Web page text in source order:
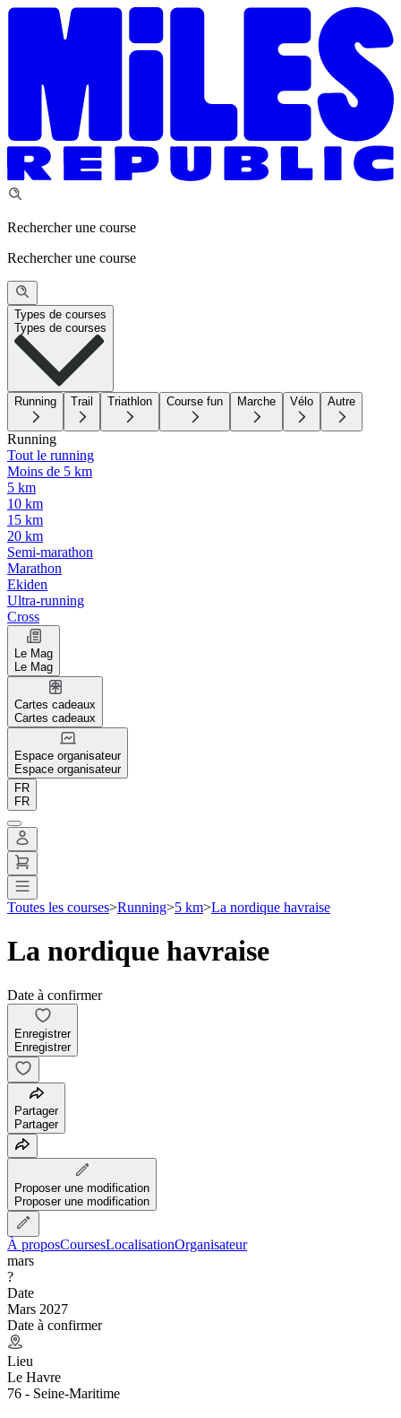
Rechercher une course
Rechercher une course
Types de courses
Types de courses
Running Trail Triathlon Course fun Marche Vélo Autre
Running
Tout le running
Moins de 5 km
5 km
10 km
15 km
20 km
Semi-marathon
Marathon
Ekiden
Ultra-running
Cross
Le Mag
Le Mag
Cartes cadeaux
Cartes cadeaux
Espace organisateur
Espace organisateur
FR
FR
Toutes les courses>Running>5 km>La nordique havraise
La nordique havraise
Date à confirmer
Enregistrer
Enregistrer
Partager
Partager
Proposer une modification
Proposer une modification
À proposCoursesLocalisationOrganisateur
mars
?
Date
Mars 2027
Date à confirmer
Lieu
Le Havre
76 - Seine-Maritime